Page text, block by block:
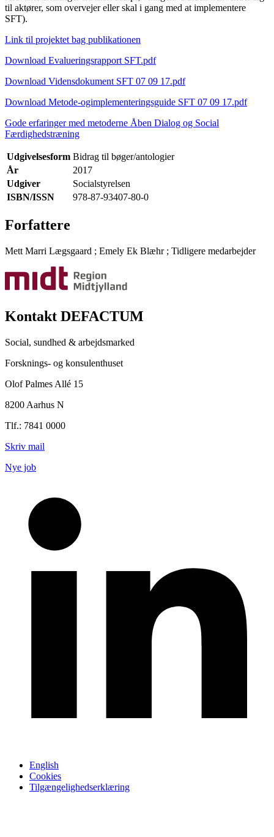
til aktører, som overvejer eller skal i gang med at implementere
SFT).
Link til projektet bag publikationen
Download Evalueringsrapport SFT.pdf
Download Vidensdokument SFT 07 09 17.pdf
Download Metode-ogimplementeringsguide SFT 07 09 17.pdf
Gode erfaringer med metoderne Åben Dialog og Social
Færdighedstræning
Udgivelsesform Bidrag til bøger/antologier
År
2017
Udgiver
Socialstyrelsen
ISBN/ISSN
978-87-93407-80-0
Forfattere
Mett Marri Lægsgaard ; Emely Ek Blæhr ; Tidligere medarbejder
Kontakt DEFACTUM
Social, sundhed & arbejdsmarked
Forsknings- og konsulenthuset
Olof Palmes Allé 15
8200 Aarhus N
Tlf.: 7841 0000
Skriv mail
Nye job
English
Cookies
Tilgængelighedserklæring